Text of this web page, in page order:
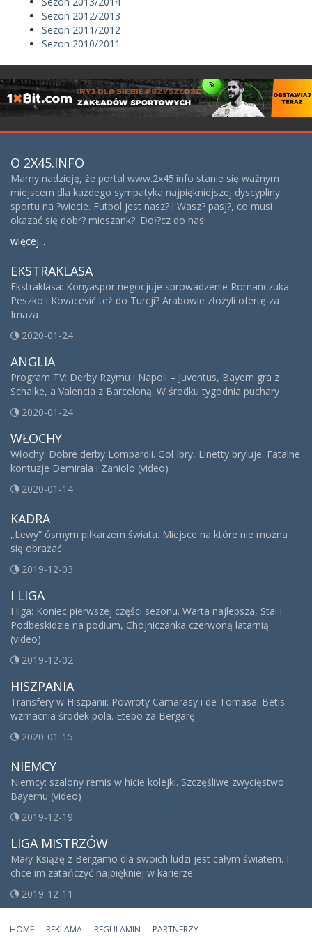
Sezon 2012/2013
Sezon 2011/2012
Sezon 2010/2011
O 2X45.INFO
Mamy nadzieję, że portal www.2x45.info stanie się ważnym
miejscem dla każdego sympatyka najpiękniejszej dyscypliny
sportu na ?wiecie. Futbol jest nasz? i Wasz? pasj?, co musi
okazać się dobr? mieszank?. Doł?cz do nas!
więcej...
EKSTRAKLASA
Ekstraklasa: Konyaspor negocjuje sprowadzenie Romanczuka.
Peszko i Kovacević też do Turcji? Arabowie złożyli ofertę za
Imaza
2020-01-24
ANGLIA
Program TV: Derby Rzymu i Napoli – Juventus, Bayern gra z
Schalke, a Valencia z Barceloną. W środku tygodnia puchary
2020-01-24
WŁOCHY
Włochy: Dobre derby Lombardii. Gol Ibry, Linetty bryluje. Fatalne
kontuzje Demirala i Zaniolo (video)
2020-01-14
KADRA
„Lewy” ósmym piłkarzem świata. Miejsce na które nie można
się obrażać
2019-12-03
I LIGA
I liga: Koniec pierwszej części sezonu. Warta najlepsza, Stal i
Podbeskidzie na podium, Chojniczanka czerwoną latarnią
(video)
2019-12-02
HISZPANIA
Transfery w Hiszpanii: Powroty Camarasy i de Tomasa. Betis
wzmacnia środek pola. Etebo za Bergarę
2020-01-15
NIEMCY
Niemcy: szalony remis w hicie kolejki. Szczęśliwe zwycięstwo
Bayernu (video)
2019-12-19
LIGA MISTRZÓW
Mały Książę z Bergamo dla swoich ludzi jest całym światem. I
chce im zatańczyć najpiękniej w karierze
2019-12-11
HOME REKLAMA REGULAMIN PARTNERZY